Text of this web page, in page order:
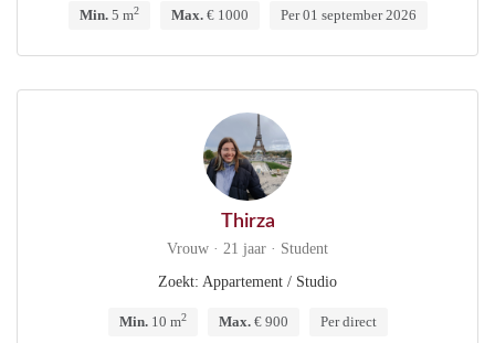
Min.5 m2 Max.€ 1000 Per 01 september 2026
Thirza
Vrouw · 21 jaar · Student
Zoekt: Appartement / Studio
Min.10 m2 Max.€ 900 Per direct